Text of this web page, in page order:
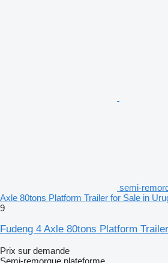
semi-
Axle 80tons Platform Trailer for Sale in
9
Fudeng 4 Axle 80tons Platform
Prix sur demande
Semi-remorque plateforme